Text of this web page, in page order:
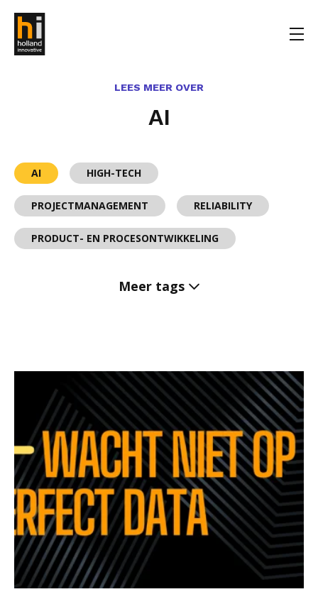
LEES MEER OVER
AI
AI HIGH-TECH
PROJECTMANAGEMENT RELIABILITY
PRODUCT- EN PROCESONTWIKKELING
Meer tags